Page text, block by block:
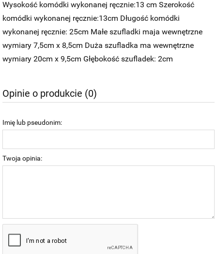
Wysokość komódki wykonanej ręcznie:13 cm Szerokość
komódki wykonanej ręcznie:13cm Długość komódki
wykonanej ręcznie: 25cm Małe szufladki maja wewnętrzne
wymiary 7,5cm x 8,5cm Duża szufladka ma wewnętrzne
wymiary 20cm x 9,5cm Głębokość szufladek: 2cm
Opinie o produkcie (0)
Imię lub pseudonim:
Twoja opinia: